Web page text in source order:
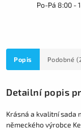
Po-Pá 8:00 -
Popis Podobné
Detailní popis
Krásná a kvalitní sada
německého výrobce